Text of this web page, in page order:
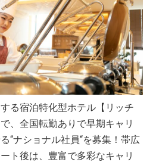
る宿泊特化型ホテル【リッチ
、全国転勤ありで早期キャリ
“ナショナル社員“を募集！帯広
ト後は、豊富で多彩なキャリ